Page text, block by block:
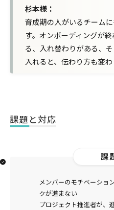
杉本様：
育成期の人がいるチーム
す。オンボーディングが
る、入れ替わりがある、
入れると、伝わり方も変わ
課題と対応
課
メンバーのモチベーショ
クが進まない
プロジェクト推進者が、
インタビュー（Re・杉本様
ご提案した行動変容案
したか
レポートについての評価
RIDEループはどんな組織